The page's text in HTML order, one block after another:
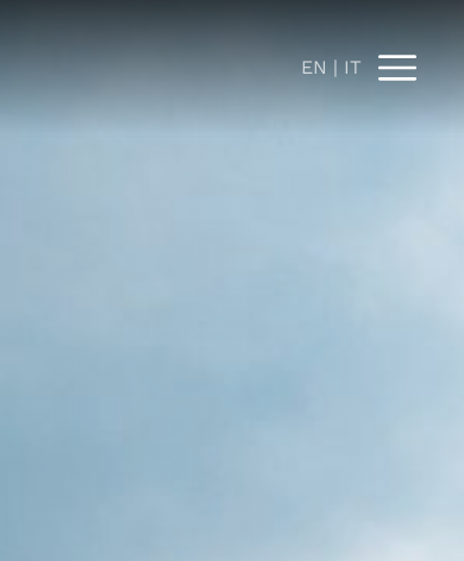
EN IT